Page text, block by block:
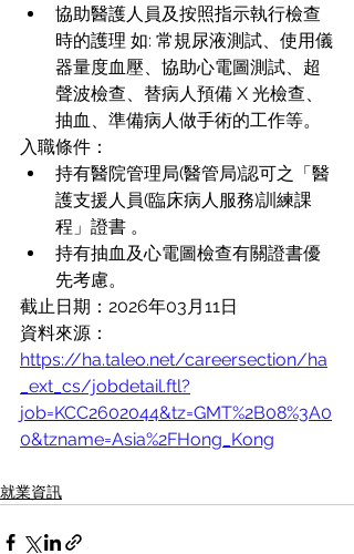
協助醫護人員及按照指示執行檢查
時的護理 如: 常規尿液測試、使用儀
器量度血壓、協助心電圖測試、超
聲波檢查、替病人預備 X 光檢查、
抽血、準備病人做手術的工作等。
入職條件：
持有醫院管理局(醫管局)認可之「醫
護支援人員(臨床病人服務)訓練課
程」證書 。
持有抽血及心電圖檢查有關證書優
先考慮。
截止日期：2026年03月11日
資料來源：
https://ha.taleo.net/careersection/ha
_ext_cs/jobdetail.ftl?
job=KCC2602044&tz=GMT%2B08%3A0
0&tzname=Asia%2FHong_Kong
就業資訊